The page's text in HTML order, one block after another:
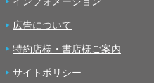
広告について
特約店様・書店様ご案内
サイトポリシー